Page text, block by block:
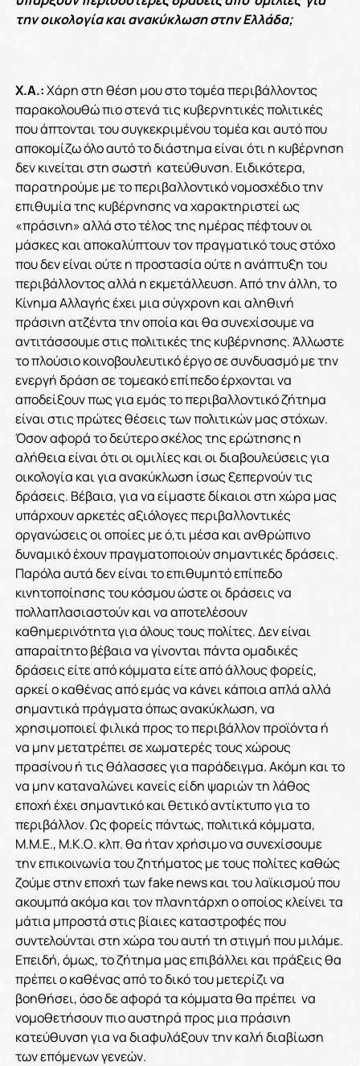
την οικολογία και ανακύκλωση στην Ελλάδα;
Χ.Α.:Χάρη στη θέση μου στο τομέα περιβάλλοντος
παρακολουθώ πιο στενά τις κυβερνητικές πολιτικές
που άπτονται του συγκεκριμένου τομέα και αυτό που
αποκομίζω όλο αυτό το διάστημα είναι ότι η κυβέρνηση
δεν κινείται στη σωστή κατεύθυνση. Ειδικότερα,
παρατηρούμε με το περιβαλλοντικό νομοσχέδιο την
επιθυμία της κυβέρνησης να χαρακτηριστεί ως
«πράσινη» αλλά στο τέλος της ημέρας πέφτουν οι
μάσκες και αποκαλύπτουν τον πραγματικό τους στόχο
που δεν είναι ούτε η προστασία ούτε η ανάπτυξη του
περιβάλλοντος αλλά η εκμετάλλευση. Από την άλλη, το
Κίνημα Αλλαγής έχει μια σύγχρονη και αληθινή
πράσινη ατζέντα την οποία και θα συνεχίσουμε να
αντιτάσσουμε στις πολιτικές της κυβέρνησης. Άλλωστε
το πλούσιο κοινοβουλευτικό έργο σε συνδυασμό με την
ενεργή δράση σε τομεακό επίπεδο έρχονται να
αποδείξουν πως για εμάς το περιβαλλοντικό ζήτημα
είναι στις πρώτες θέσεις των πολιτικών μας στόχων.
Όσον αφορά το δεύτερο σκέλος της ερώτησης η
αλήθεια είναι ότι οι ομιλίες και οι διαβουλεύσεις για
οικολογία και για ανακύκλωση ίσως ξεπερνούν τις
δράσεις. Βέβαια, για να είμαστε δίκαιοι στη χώρα μας
υπάρχουν αρκετές αξιόλογες περιβαλλοντικές
οργανώσεις οι οποίες με ό,τι μέσα και ανθρώπινο
δυναμικό έχουν πραγματοποιούν σημαντικές δράσεις.
Παρόλα αυτά δεν είναι το επιθυμητό επίπεδο
κινητοποίησης του κόσμου ώστε οι δράσεις να
πολλαπλασιαστούν και να αποτελέσουν
καθημερινότητα για όλους τους πολίτες. Δεν είναι
απαραίτητο βέβαια να γίνονται πάντα ομαδικές
δράσεις είτε από κόμματα είτε από άλλους φορείς,
αρκεί ο καθένας από εμάς να κάνει κάποια απλά αλλά
σημαντικά πράγματα όπως ανακύκλωση, να
χρησιμοποιεί φιλικά προς το περιβάλλον προϊόντα ή
να μην μετατρέπει σε χωματερές τους χώρους
πρασίνου ή τις θάλασσες για παράδειγμα. Ακόμη και το
να μην καταναλώνει κανείς είδη ψαριών τη λάθος
εποχή έχει σημαντικό και θετικό αντίκτυπο για το
περιβάλλον. Ως φορείς πάντως, πολιτικά κόμματα,
Μ.Μ.Ε., Μ.Κ.Ο. κλπ. θα ήταν χρήσιμο να συνεχίσουμε
την επικοινωνία του ζητήματος με τους πολίτες καθώς
ζούμε στην εποχή των fake news και του λαϊκισμού που
ακουμπά ακόμα και τον πλανητάρχη ο οποίος κλείνει τα
μάτια μπροστά στις βίαιες καταστροφές που
συντελούνται στη χώρα του αυτή τη στιγμή που μιλάμε.
Επειδή, όμως, το ζήτημα μας επιβάλλει και πράξεις θα
πρέπει ο καθένας από το δικό του μετερίζι να
βοηθήσει, όσο δε αφορά τα κόμματα θα πρέπει να
νομοθετήσουν πιο αυστηρά προς μια πράσινη
κατεύθυνση για να διαφυλάξουν την καλή διαβίωση
των επόμενων γενεών.